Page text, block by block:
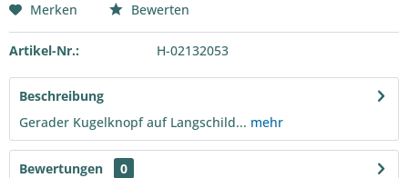
Merken Bewerten
Artikel-Nr.: H-02132053
Beschreibung
Gerader Kugelknopf auf Langschild... mehr
Bewertungen
0